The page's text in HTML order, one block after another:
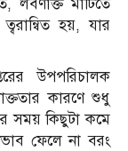
লবণাক্ত মাটিতে
হয়, যার
উপপরিচালক
কারণে শুধু
সময় কিছুটা কমে
ফেলে না বরং